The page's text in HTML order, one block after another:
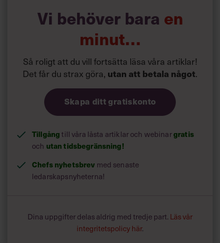
Vi behöver bara en
minut…
Så roligt att du vill fortsätta läsa våra artiklar!
Det får du strax göra, utan att betala något.
Skapa ditt gratiskonto
Tillgång till våra låsta artiklar och webinargratis
och utan tidsbegränsning!
Chefs nyhetsbrev med senaste
ledarskapsnyheterna!
Dina uppgifter delas aldrig med tredje part. Läs vår
integritetspolicy här.